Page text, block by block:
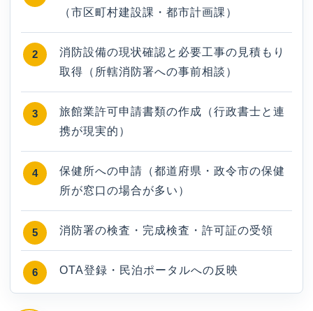
（市区町村建設課・都市計画課）
消防設備の現状確認と必要工事の見積もり
取得（所轄消防署への事前相談）
旅館業許可申請書類の作成（行政書士と連
携が現実的）
保健所への申請（都道府県・政令市の保健
所が窓口の場合が多い）
消防署の検査・完成検査・許可証の受領
OTA登録・民泊ポータルへの反映